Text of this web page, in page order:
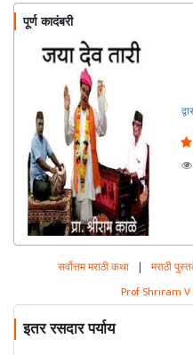
पूर्ण कादंबरी
सर्वोत्तम मराठी कथा | मराठी
Prof Shriram V
इतर रसदार पर्याय